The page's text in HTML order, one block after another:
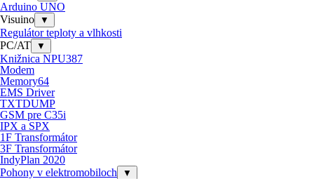
Arduino UNO
Visuino
▼
Regulátor teploty a vlhkosti
PC/AT
▼
Knižnica NPU387
Modem
Memory64
EMS Driver
TXTDUMP
GSM pre C35i
IPX a SPX
1F Transformátor
3F Transformátor
IndyPlan 2020
Pohony v elektromobiloch
▼